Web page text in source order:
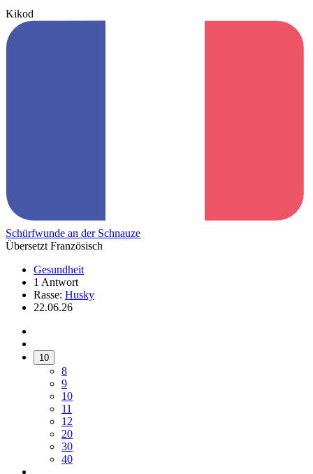
Kikod
Schürfwunde an der Schnauze
Übersetzt Französisch
Gesundheit
1 Antwort
Rasse: Husky
22.06.26
10
8
9
10
11
12
20
30
40